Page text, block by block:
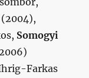
Somogyi
Farkas